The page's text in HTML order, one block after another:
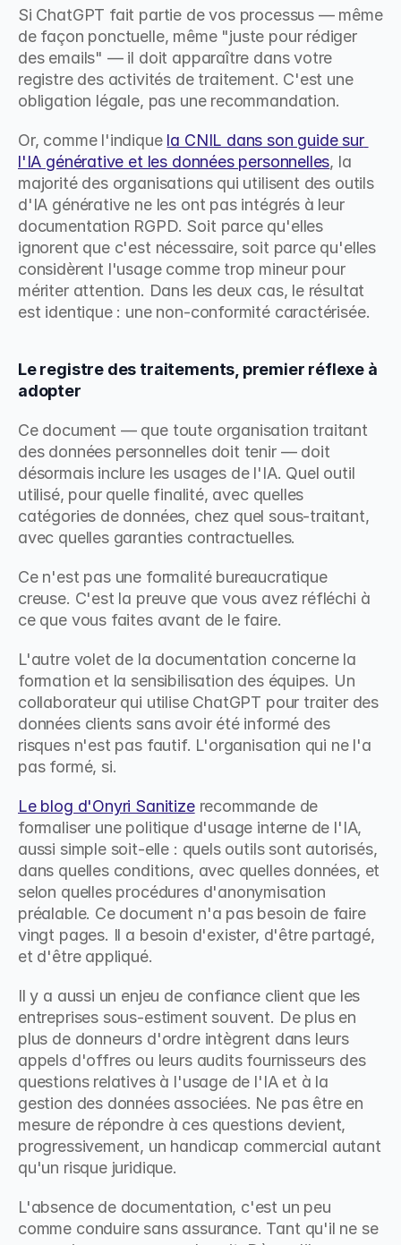
Si ChatGPT fait partie de vos processus — même
de façon ponctuelle, même "juste pour rédiger
des emails" — il doit apparaître dans votre
registre des activités de traitement. C'est une
obligation légale, pas une recommandation.
Or, comme l'indique la CNIL dans son guide sur
l'IA générative et les données personnelles, la
majorité des organisations qui utilisent des outils
d'IA générative ne les ont pas intégrés à leur
documentation RGPD. Soit parce qu'elles
ignorent que c'est nécessaire, soit parce qu'elles
considèrent l'usage comme trop mineur pour
mériter attention. Dans les deux cas, le résultat
est identique : une non-conformité caractérisée.
Le registre des traitements, premier réflexe à
adopter
Ce document — que toute organisation traitant
des données personnelles doit tenir — doit
désormais inclure les usages de l'IA. Quel outil
utilisé, pour quelle finalité, avec quelles
catégories de données, chez quel sous-traitant,
avec quelles garanties contractuelles.
Ce n'est pas une formalité bureaucratique
creuse. C'est la preuve que vous avez réfléchi à
ce que vous faites avant de le faire.
L'autre volet de la documentation concerne la
formation et la sensibilisation des équipes. Un
collaborateur qui utilise ChatGPT pour traiter des
données clients sans avoir été informé des
risques n'est pas fautif. L'organisation qui ne l'a
pas formé, si.
Le blog d'Onyri Sanitize recommande de
formaliser une politique d'usage interne de l'IA,
aussi simple soit-elle : quels outils sont autorisés,
dans quelles conditions, avec quelles données, et
selon quelles procédures d'anonymisation
préalable. Ce document n'a pas besoin de faire
vingt pages. Il a besoin d'exister, d'être partagé,
et d'être appliqué.
Il y a aussi un enjeu de confiance client que les
entreprises sous-estiment souvent. De plus en
plus de donneurs d'ordre intègrent dans leurs
appels d'offres ou leurs audits fournisseurs des
questions relatives à l'usage de l'IA et à la
gestion des données associées. Ne pas être en
mesure de répondre à ces questions devient,
progressivement, un handicap commercial autant
qu'un risque juridique.
L'absence de documentation, c'est un peu
comme conduire sans assurance. Tant qu'il ne se